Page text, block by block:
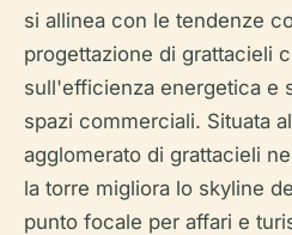
si allinea con le tendenze
progettazione di grattacieli
sull'efficienza energetica e
spazi commerciali. Situata
agglomerato di grattacieli
la torre migliora lo skyline
punto focale per affari e